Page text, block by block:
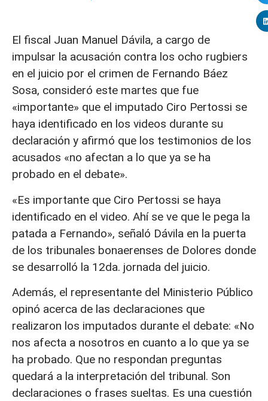
El fiscal Juan Manuel Dávila, a cargo de
impulsar la acusación contra los ocho rugbiers
en el juicio por el crimen de Fernando Báez
Sosa, consideró este martes que fue
«importante» que el imputado Ciro Pertossi se
haya identificado en los videos durante su
declaración y afirmó que los testimonios de los
acusados «no afectan a lo que ya se ha
probado en el debate».
«Es importante que Ciro Pertossi se haya
identificado en el video. Ahí se ve que le pega la
patada a Fernando», señaló Dávila en la puerta
de los tribunales bonaerenses de Dolores donde
se desarrolló la 12da. jornada del juicio.
Además, el representante del Ministerio Público
opinó acerca de las declaraciones que
realizaron los imputados durante el debate: «No
nos afecta a nosotros en cuanto a lo que ya se
ha probado. Que no respondan preguntas
quedará a la interpretación del tribunal. Son
declaraciones o frases sueltas. Es una cuestión